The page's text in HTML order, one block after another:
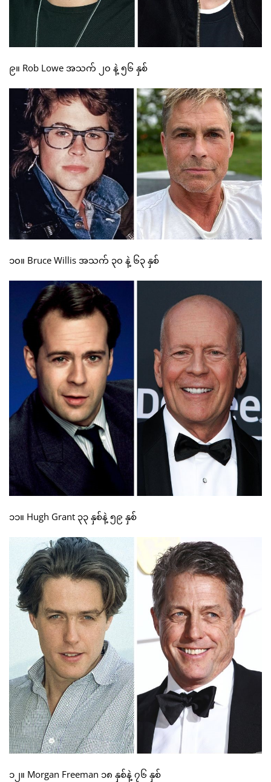
၉။ Rob Lowe အသက် ၂၀ နဲ့ ၅၆ နှစ်
၁၀။ Bruce Willis အသက် ၃၀ နဲ့ ၆၃ နှစ်
၁၁။ Hugh Grant ၃၃ နှစ်နဲ့ ၅၉ နှစ်
၁၂။ Morgan Freeman ၁၈ နှစ်နဲ့ ၇၆ နှစ်